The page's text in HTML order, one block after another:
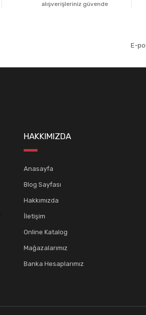
alışverişleriniz güvende
HAKKIMIZDA
Anasayfa
Blog Sayfası
Hakkımızda
İletişim
Online Katalog
Mağazalarımız
Banka Hesaplarımız